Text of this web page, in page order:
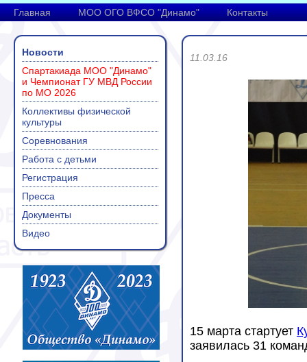
Главная МОО ОГО ВФСО "Динамо" Контакты
Новости
Спартакиада МОО "Динамо"
и Чемпионат ГУ МВД России
по МО 2026
Коллективы физической
культуры
Соревнования
Работа с детьми
Регистрация
Пресса
Документы
Видео
11.03.16
15 марта стартует
заявилась 31